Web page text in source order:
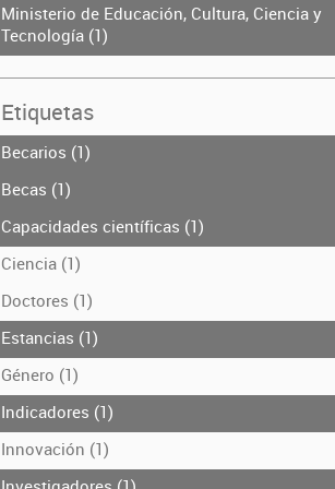
Ministerio de Educación, Cultura, Ciencia y
Tecnología (1)
Etiquetas
Becarios (1)
Becas (1)
Capacidades científicas (1)
Ciencia (1)
Doctores (1)
Estancias (1)
Género (1)
Indicadores (1)
Innovación (1)